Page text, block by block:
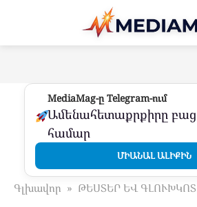
Перейти
контенту
MediaMag-ը Telegram-ում
Ամենահետաքրքիրը բաց
համար
ՄԻԱՆԱԼ ԱԼԻՔԻՆ
Գլխավոր » ԹԵՍՏԵՐ ԵՎ